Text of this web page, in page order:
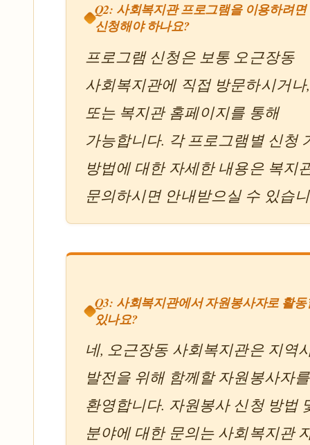
Q2: 사회복지관 프로그램을 이용하려
신청해야 하나요?
프로그램 신청은 보통 오근장동
사회복지관에 직접 방문하시거
또는 복지관 홈페이지를 통해
가능합니다. 각 프로그램별 신청
방법에 대한 자세한 내용은 복지
문의하시면 안내받으실 수 있습
Q3: 사회복지관에서 자원봉사자로 활동
있나요?
네, 오근장동 사회복지관은 지역
발전을 위해 함께할 자원봉사자
환영합니다. 자원봉사 신청 방법
분야에 대한 문의는 사회복지관